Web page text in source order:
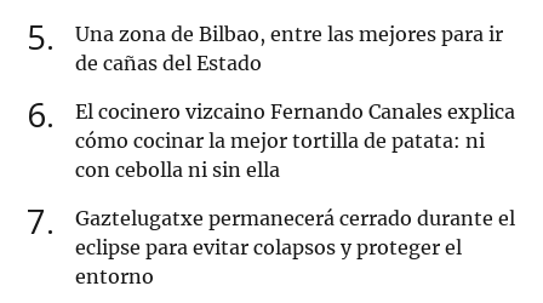
5
Una zona de Bilbao, entre las mejores para ir
de cañas del Estado
6
El cocinero vizcaino Fernando Canales explica
cómo cocinar la mejor tortilla de patata: ni
con cebolla ni sin ella
7
Gaztelugatxe permanecerá cerrado durante el
eclipse para evitar colapsos y proteger el
entorno